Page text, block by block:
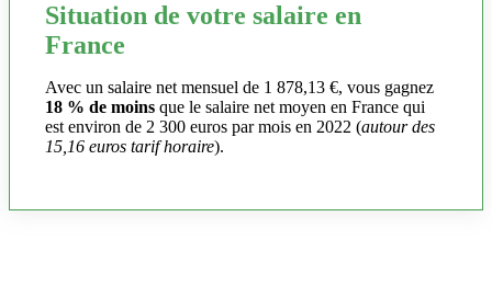
Situation de votre salaire en
France
Avec un salaire net mensuel de 1 878,13 €, vous gagnez
18 % de moins que le salaire net moyen en France qui
est environ de 2 300 euros par mois en 2022 (autour des
15,16 euros tarif horaire).